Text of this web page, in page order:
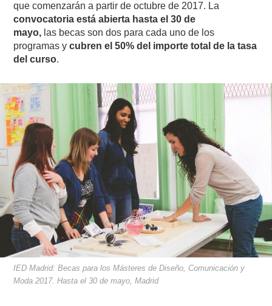
que comenzarán a partir de octubre de 2017. La
convocatoria está abierta hasta el 30 de
mayo, las becas son dos para cada uno de los
programas ycubren el 50% del importe total de la tasa
del curso.
IED Madrid: Becas para los Másteres de Diseño, Comunicación y
Moda 2017. Hasta el 30 de mayo, Madrid